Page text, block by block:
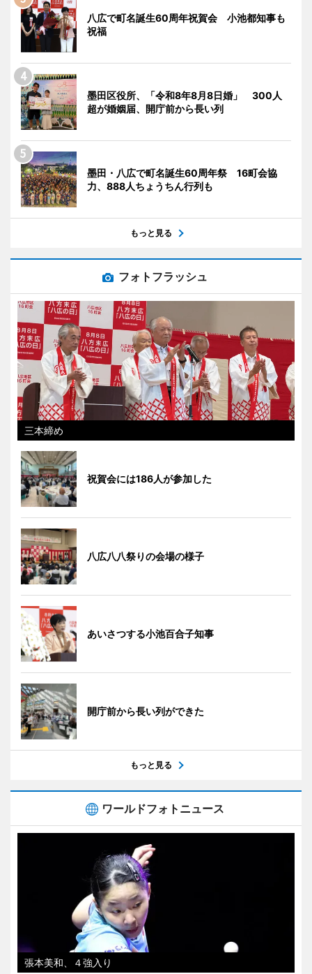
八広で町名誕生60周年祝賀会 小池都知事も
祝福
墨田区役所、「令和8年8月8日婚」 300人
超が婚姻届、開庁前から長い列
墨田・八広で町名誕生60周年祭 16町会協
力、888人ちょうちん行列も
もっと見る
フォトフラッシュ
三本締め
祝賀会には186人が参加した
八広八八祭りの会場の様子
あいさつする小池百合子知事
開庁前から長い列ができた
もっと見る
ワールドフォトニュース
張本美和、４強入り